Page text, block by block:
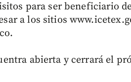
para ser beneficiario
a los sitios
abierta y cerrará el